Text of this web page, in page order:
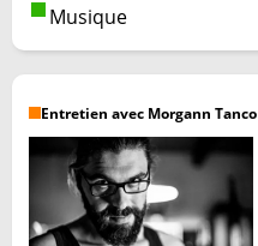
Musique
Entretien avec Morgann Tanco